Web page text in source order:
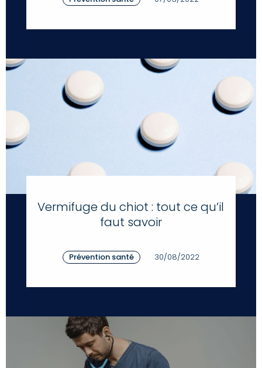
Vermifuge du chiot : tout ce qu’il
faut savoir
Prévention santé 30/08/2022